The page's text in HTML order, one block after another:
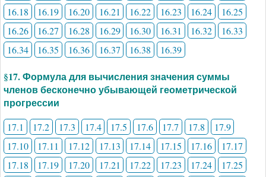
16.18
16.19 16.20 16.21 16.22 16.23 16.24
16.25
16.26
16.27 16.28 16.29 16.30 16.31 16.32
16.33
16.34
16.35 16.36 16.37 16.38 16.39
§17. Формула для вычисления значения суммы
членов бесконечно убывающей геометрической
прогрессии
17.1 17.2 17.3 17.4 17.5 17.6 17.7 17.8
17.9
17.10
17.11 17.12 17.13 17.14 17.15 17.16
17.17
17.18
17.19 17.20 17.21 17.22 17.23 17.24
17.25